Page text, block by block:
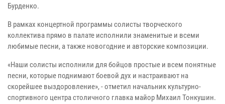
Бурденко.
В рамках концертной программы солисты творческого
коллектива прямо в палате исполнили знаменитые и всеми
любимые песни, а также новогодние и авторские композиции.
«Наши солисты исполнили для бойцов простые и всем понятные
песни, которые поднимают боевой дух и настраивают на
скорейшее выздоровление», - отметил начальник культурно-
спортивного центра столичного главка майор Михаил Тонкушин.